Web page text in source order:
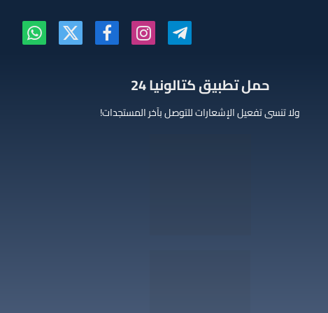
تيلقرام الانستغرامفيسبوكX
واتساب
‫حمل تطبيق كتالونيا 24
ولا تنسى تفعيل الإشعارات للتوصل بآخر المستجدات!